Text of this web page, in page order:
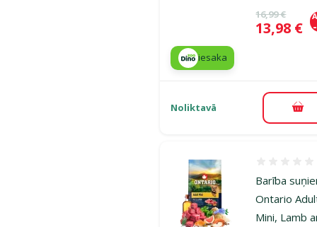
Oriģinālā
16,99 €
Cena
13,98 €
iesaka
Noliktavā
Barība
Ontario
Mini, Lamb